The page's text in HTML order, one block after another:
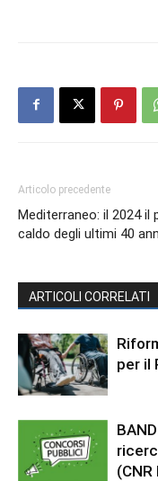
Articolo precedente
Mediterraneo: il 2024 il
caldo degli ultimi 40
ARTICOLI CORRELATI
per il